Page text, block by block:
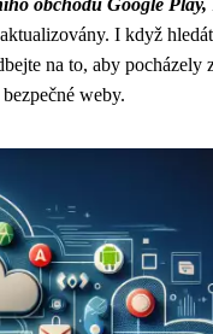
obchodu Google Play,
I když
na to, aby pocházely
weby.